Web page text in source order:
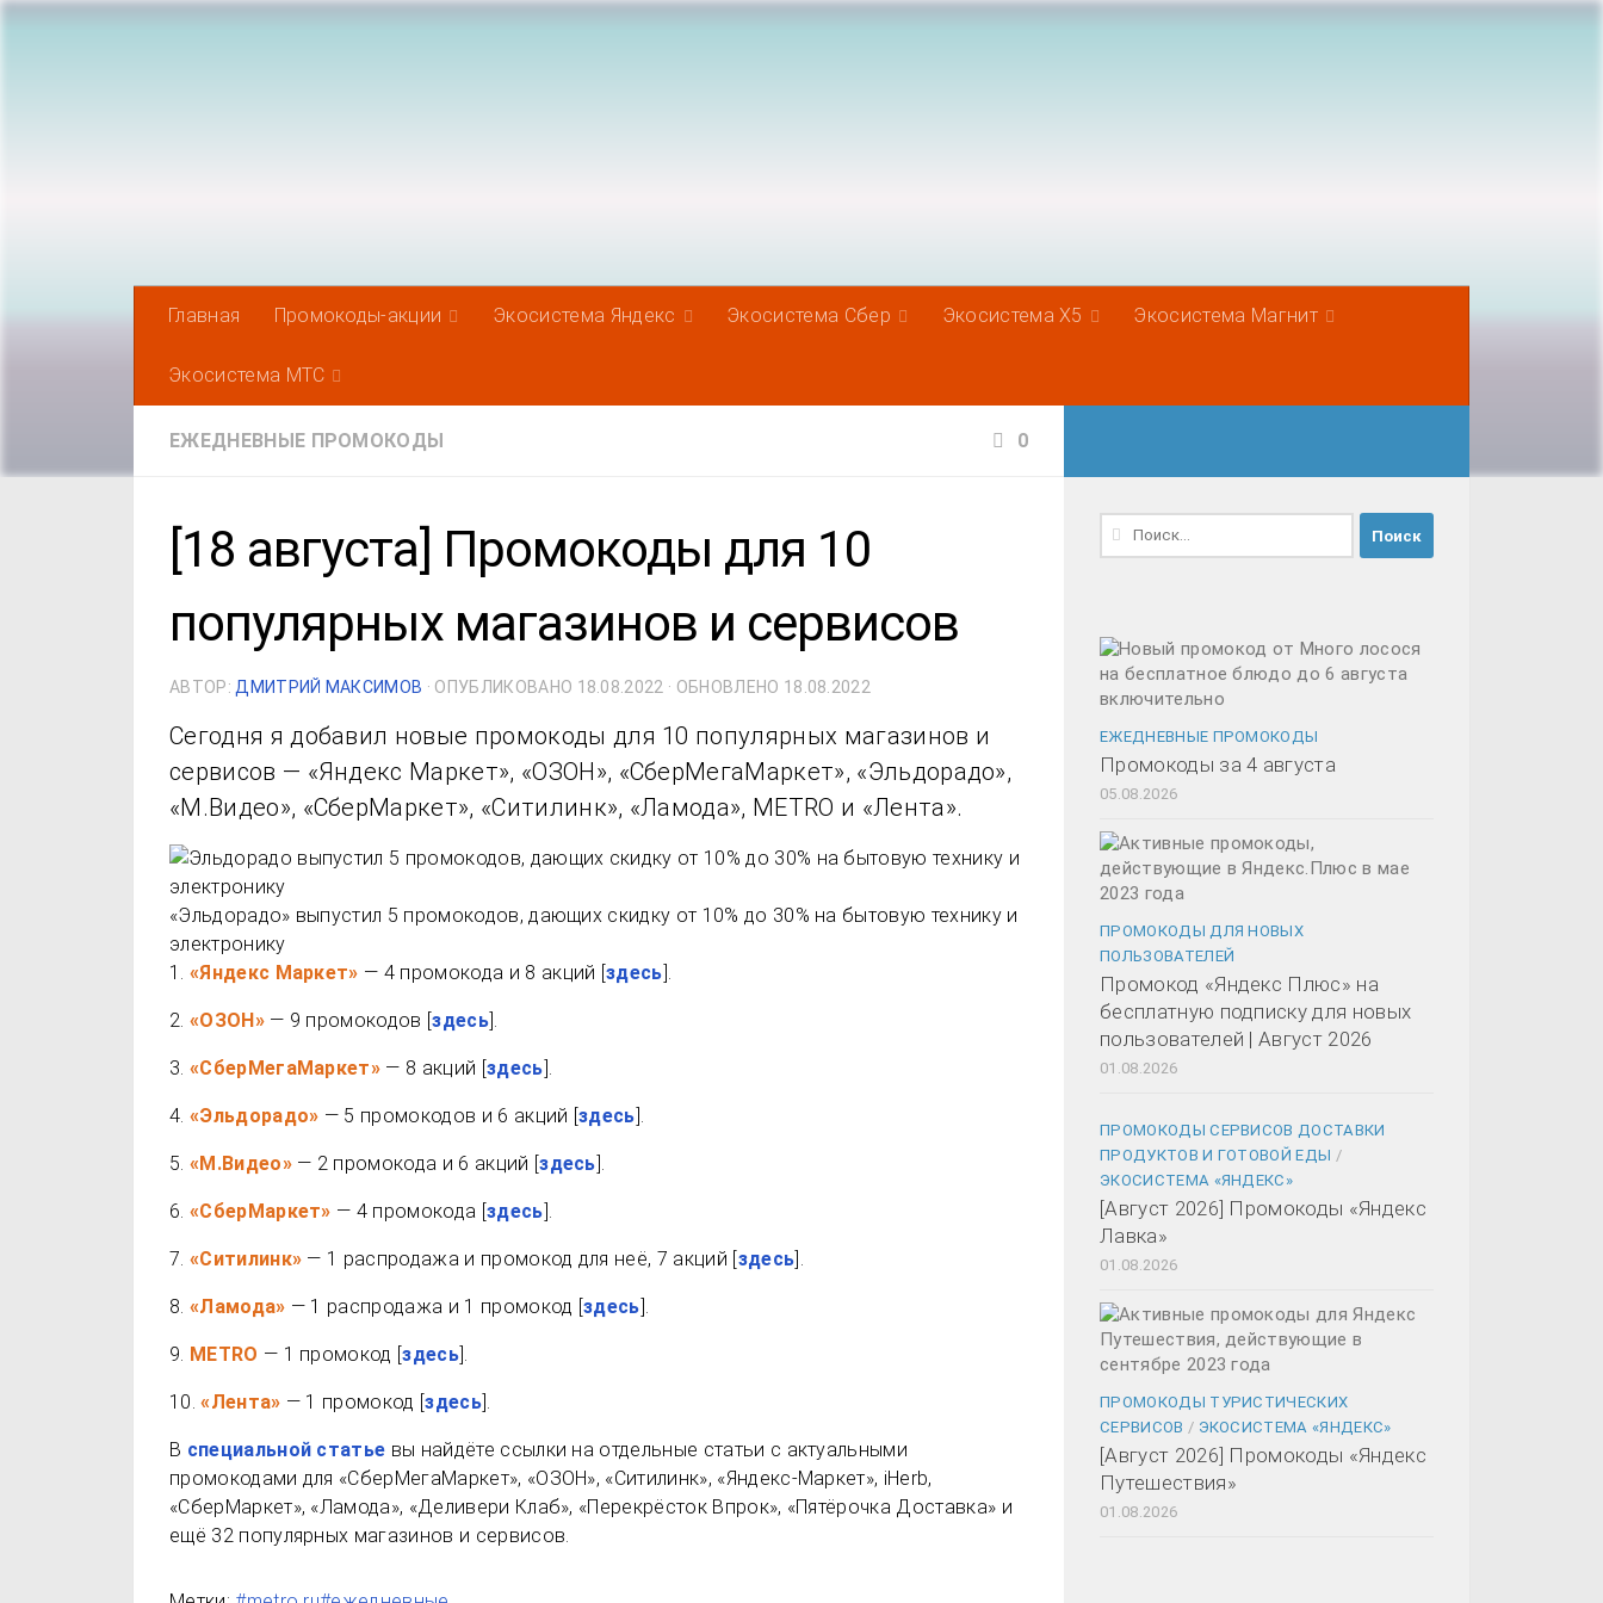
Главная Промокоды-акции Экосистема Яндекс Экосистема Сбер Экосистема Х5 Экосистема Магнит
Экосистема МТС
ЕЖЕДНЕВНЫЕ ПРОМОКОДЫ 0
[18 августа] Промокоды для 10
популярных магазинов и сервисов
АВТОР: ДМИТРИЙ МАКСИМОВ · ОПУБЛИКОВАНО 18.08.2022 · ОБНОВЛЕНО 18.08.2022
Сегодня я добавил новые промокоды для 10 популярных магазинов и
сервисов — «Яндекс Маркет», «ОЗОН», «СберМегаМаркет», «Эльдорадо»,
«М.Видео», «СберМаркет», «Ситилинк», «Ламода», METRO и «Лента».
«Эльдорадо» выпустил 5 промокодов, дающих скидку от 10% до 30% на бытовую технику и
электронику
1. «Яндекс Маркет» — 4 промокода и 8 акций [здесь].
2. «ОЗОН»— 9 промокодов [здесь].
3. «СберМегаМаркет» — 8 акций [здесь].
4. «Эльдорадо» — 5 промокодов и 6 акций [здесь].
5. «М.Видео»— 2 промокода и 6 акций [здесь].
6. «СберМаркет» — 4 промокода [здесь].
7. «Ситилинк» — 1 распродажа и промокод для неё, 7 акций [здесь].
8. «Ламода» — 1 распродажа и 1 промокод [здесь].
9. METRO — 1 промокод [здесь].
10.«Лента» — 1 промокод [здесь].
В специальной статье вы найдёте ссылки на отдельные статьи с актуальными
промокодами для «СберМегаМаркет», «ОЗОН», «Ситилинк», «Яндекс-Маркет», iHerb,
«СберМаркет», «Ламода», «Деливери Клаб», «Перекрёсток Впрок», «Пятёрочка Доставка» и
ещё 32 популярных магазинов и сервисов.
Найти:
ЕЖЕДНЕВНЫЕ ПРОМОКОДЫ
Промокоды за 4 августа
05.08.2026
ПРОМОКОДЫ ДЛЯ НОВЫХ
ПОЛЬЗОВАТЕЛЕЙ
Промокод «Яндекс Плюс» на
бесплатную подписку для новых
пользователей | Август 2026
01.08.2026
ПРОМОКОДЫ СЕРВИСОВ ДОСТАВКИ
ПРОДУКТОВ И ГОТОВОЙ ЕДЫ /
ЭКОСИСТЕМА «ЯНДЕКС»
[Август 2026] Промокоды «Яндекс
Лавка»
01.08.2026
ПРОМОКОДЫ ТУРИСТИЧЕСКИХ
СЕРВИСОВ / ЭКОСИСТЕМА «ЯНДЕКС»
[Август 2026] Промокоды «Яндекс
Путешествия»
01.08.2026